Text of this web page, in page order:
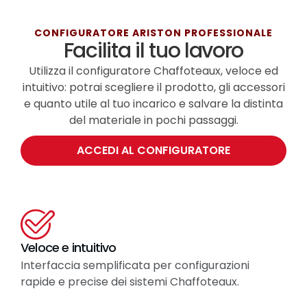
CONFIGURATORE ARISTON PROFESSIONALE
Facilita il tuo lavoro
Utilizza il configuratore Chaffoteaux, veloce ed
intuitivo: potrai scegliere il prodotto, gli accessori
e quanto utile al tuo incarico e salvare la distinta
del materiale in pochi passaggi.
ACCEDI AL CONFIGURATORE
Veloce e intuitivo
Interfaccia semplificata per configurazioni
rapide e precise dei sistemi Chaffoteaux.